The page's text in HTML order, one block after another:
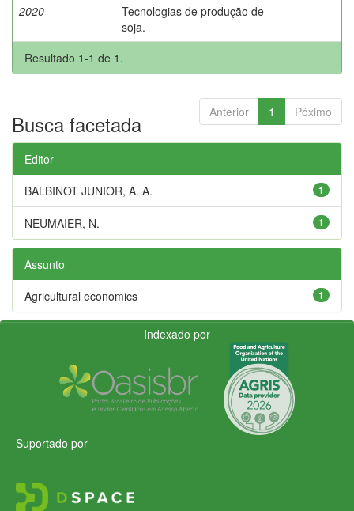
2020
Tecnologias de produção de
soja.
-
Resultado 1-1 de 1.
Anterior 1 Póximo
Busca facetada
Editor
1
BALBINOT JUNIOR, A. A.
1
NEUMAIER, N.
Assunto
1
Agricultural economics
Indexado por
Suportado por